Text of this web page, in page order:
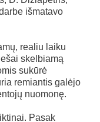
išmatavo
realiu laiku
skelbiamą
sukūrė
remiantis galėjo
nuomonę.
Pasak